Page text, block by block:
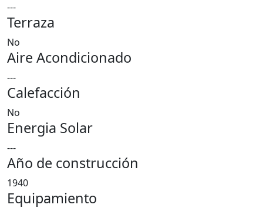
---
Terraza
No
Aire Acondicionado
---
Calefacción
No
Energia Solar
---
Año de construcción
1940
Equipamiento